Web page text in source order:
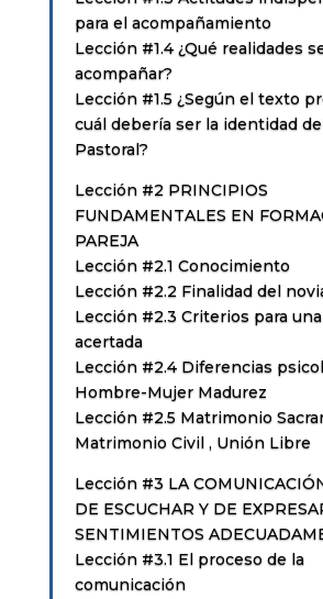
para el acompañamiento
Lección #1.4 ¿Qué realidades
acompañar?
Lección #1.5 ¿Según el texto
cuál debería ser la identidad
Pastoral?
Lección #2 PRINCIPIOS
FUNDAMENTALES EN
PAREJA
Lección #2.1 Conocimiento
Lección #2.2 Finalidad del
Lección #2.3 Criterios para
acertada
Lección #2.4 Diferencias
Hombre-Mujer Madurez
Lección #2.5 Matrimonio
Matrimonio Civil , Unión Libre
Lección #3 LA
DE ESCUCHAR Y DE
SENTIMIENTOS
Lección #3.1 El proceso de la
comunicación